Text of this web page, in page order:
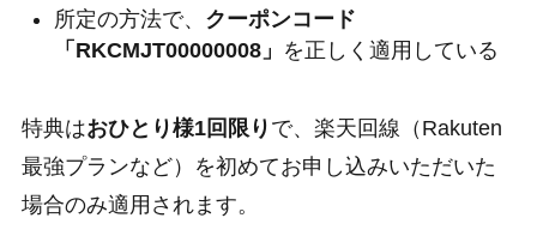
所定の方法で、 クーポンコード
「RKCMJT00000008」 を正しく適用している
特典はおひとり様1回限り で、楽天回線（Rakuten
最強プランなど）を初めてお申し込みいただいた
場合のみ適用されます。